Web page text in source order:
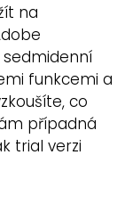
na
sedmidenní
funkcemi a
co
případná
trial verzi